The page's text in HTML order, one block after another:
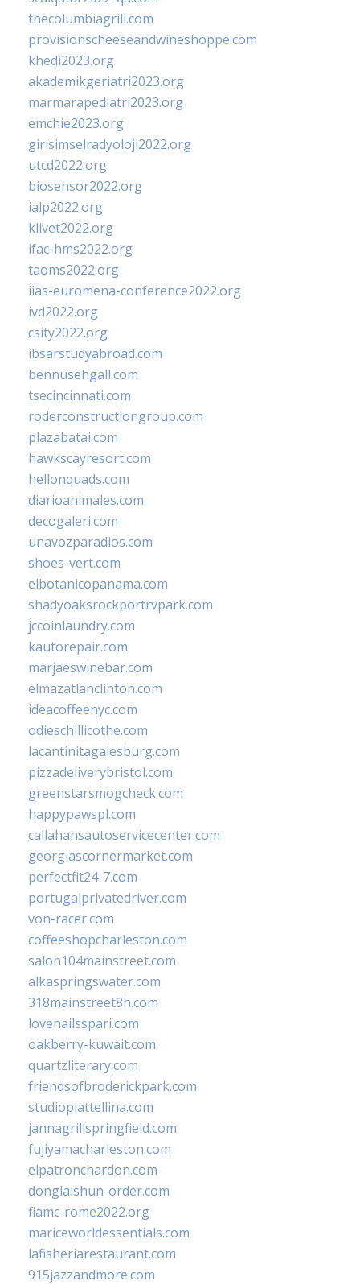
thecolumbiagrill.com
provisionscheeseandwineshoppe.com
khedi2023.org
akademikgeriatri2023.org
marmarapediatri2023.org
emchie2023.org
girisimselradyoloji2022.org
utcd2022.org
biosensor2022.org
ialp2022.org
klivet2022.org
ifac-hms2022.org
taoms2022.org
iias-euromena-conference2022.org
ivd2022.org
csity2022.org
ibsarstudyabroad.com
bennusehgall.com
tsecincinnati.com
roderconstructiongroup.com
plazabatai.com
hawkscayresort.com
hellonquads.com
diarioanimales.com
decogaleri.com
unavozparadios.com
shoes-vert.com
elbotanicopanama.com
shadyoaksrockportrvpark.com
jccoinlaundry.com
kautorepair.com
marjaeswinebar.com
elmazatlanclinton.com
ideacoffeenyc.com
odieschillicothe.com
lacantinitagalesburg.com
pizzadeliverybristol.com
greenstarsmogcheck.com
happypawspl.com
callahansautoservicecenter.com
georgiascornermarket.com
perfectfit24-7.com
portugalprivatedriver.com
von-racer.com
coffeeshopcharleston.com
salon104mainstreet.com
alkaspringswater.com
318mainstreet8h.com
lovenailsspari.com
oakberry-kuwait.com
quartzliterary.com
friendsofbroderickpark.com
studiopiattellina.com
jannagrillspringfield.com
fujiyamacharleston.com
elpatronchardon.com
donglaishun-order.com
fiamc-rome2022.org
mariceworldessentials.com
lafisheriarestaurant.com
915jazzandmore.com